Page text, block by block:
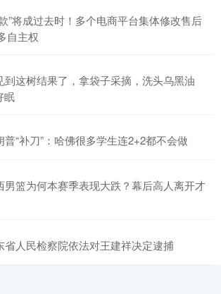
”将成过去时！多个电商平台集体修改售后
自主权
到这树结果了，拿袋子采摘，洗头乌黑油
眠
普“补刀”：哈佛很多学生连2+2都不会做
男篮为何本赛季表现大跌？幕后高人离开才
省人民检察院依法对王建祥决定逮捕